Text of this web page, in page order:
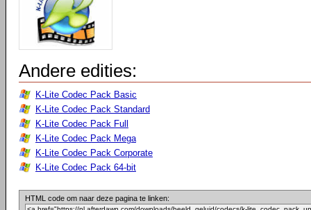
Andere edities:
K-Lite Codec Pack Basic
K-Lite Codec Pack Standard
K-Lite Codec Pack Full
K-Lite Codec Pack Mega
K-Lite Codec Pack Corporate
K-Lite Codec Pack 64-bit
HTML code om naar deze pagina te linken: